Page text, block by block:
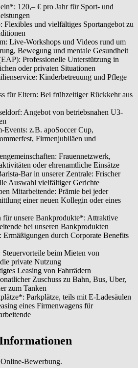
120,– € pro Jahr für Sport- und
Flexibles und vielfältiges Sportangebot zu
Live-Workshops und Videos rund um
Bewegung und mentale Gesundheit
Professionelle Unterstützung in
oder privaten Situationen
Kinderbetreuung und Pflege
für Eltern: Bei frühzeitiger Rückkehr aus
Angebot von betriebsnahen U3-
Events: z.B. apoSoccer Cup,
Firmenjubiläen und
Frauennetzwerk,
oder ehrenamtliche Einsätze
Bar in unserer Zentrale: Frischer
Auswahl vielfältiger Gerichte
Mitarbeitende: Prämie bei jeder
einer neuen Kollegin oder eines
für unsere Bankprodukte*: Attraktive
bei unseren Bankprodukten
Ermäßigungen durch Corporate Benefits
beim Mieten von
private Nutzung
Leasing von Fahrrädern
Zuschuss zu Bahn, Bus, Uber,
zum Tanken
Parkplätze, teils mit E-Ladesäulen
eines Firmenwagens für
Bewerbung.